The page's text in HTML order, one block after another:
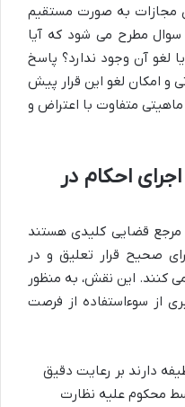
مجازات به صورت مستقیم
سوال مطرح می شود که آیا
لغو آن وجود ندارد؟ پاسخ
و امکان لغو این قرار پیش
متفاوت با اعتراض و
احکام در
مرجع قضایی کلیدی هستند
صحیح قرار تعلیق و در
کنند. این نقش، به منظور
از سوءاستفاده از فرصت
دارند بر رعایت دقیق
محکوم علیه نظارت